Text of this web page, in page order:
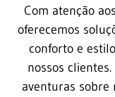
Com atenção
oferecemos
conforto e
nossos
aventuras sobre